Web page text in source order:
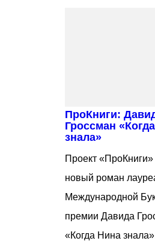
ПроКниги:
Гроссман
знала»
Проект «ПроКниги»
новый роман
Международной
премии Давида
«Когда Нина